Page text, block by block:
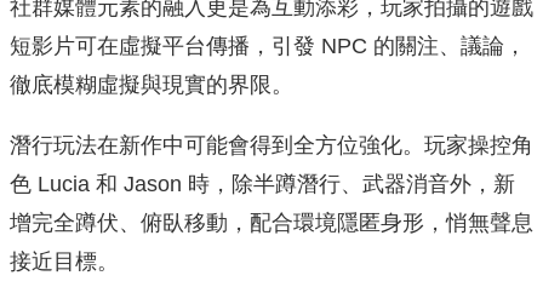
社群媒體元素的融入更是為互動添彩，玩家拍攝的遊戲
短影片可在虛擬平台傳播，引發 NPC 的關注、議論，
徹底模糊虛擬與現實的界限。
潛行玩法在新作中可能會得到全方位強化。玩家操控角
色 Lucia 和 Jason 時，除半蹲潛行、武器消音外，新
增完全蹲伏、俯臥移動，配合環境隱匿身形，悄無聲息
接近目標。